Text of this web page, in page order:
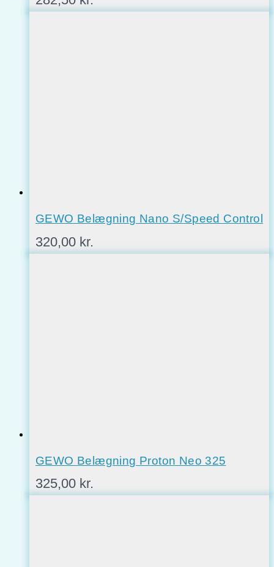
GEWO Belægning Nano S/Speed Control
320,00 kr.
GEWO Belægning Proton Neo 325
325,00 kr.